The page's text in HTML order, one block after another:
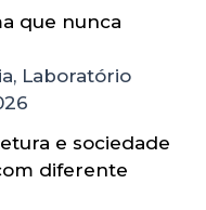
que nunca
Laboratório
e sociedade
diferente